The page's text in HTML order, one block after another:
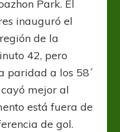
Park. El
inauguró el
de la
42, pero
paridad a los 58´
mejor al
está fuera de
de gol.